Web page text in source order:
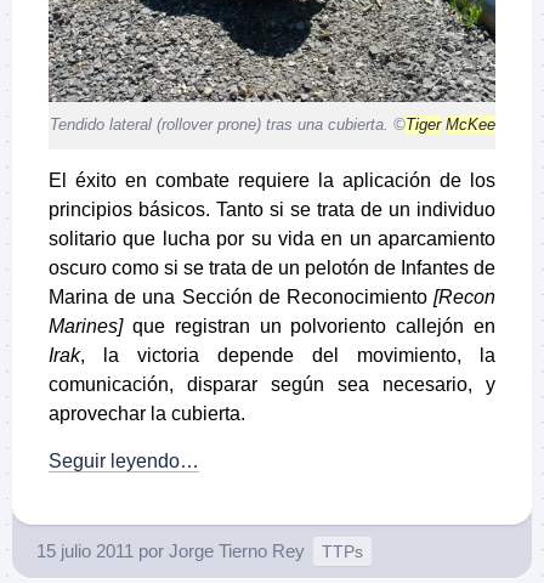
Tendido lateral (rollover prone) tras una cubierta. ©Tiger McKee
El éxito en combate requiere la aplicación de los
principios básicos. Tanto si se trata de un individuo
solitario que lucha por su vida en un aparcamiento
oscuro como si se trata de un pelotón de Infantes de
Marina de una Sección de Reconocimiento [Recon
Marines]que registran un polvoriento callejón en
Irak, la victoria depende del movimiento, la
comunicación, disparar según sea necesario, y
aprovechar la cubierta.
Seguir leyendo…
15 julio 2011 por Jorge Tierno Rey TTPs